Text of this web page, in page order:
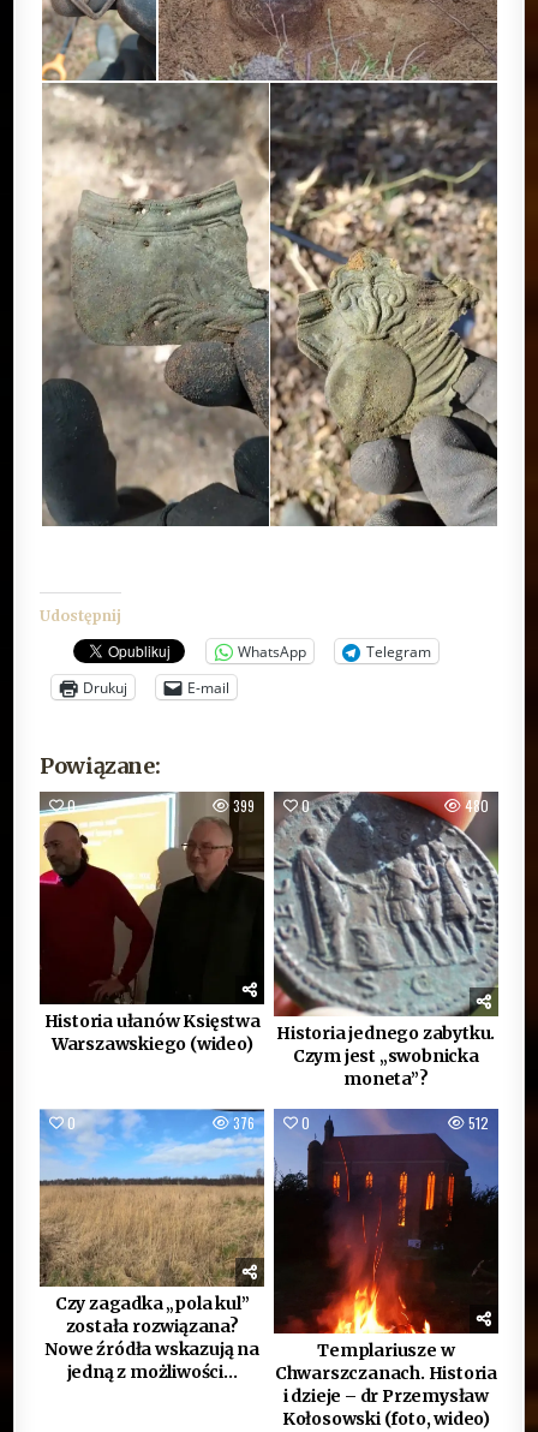
Udostępnij
WhatsApp
Telegram
Drukuj
E-mail
Powiązane:
0 399
Historia ułanów Księstwa
Warszawskiego (wideo)
0 480
Historia jednego zabytku.
Czym jest „swobnicka
moneta”?
0 376
Czy zagadka „pola kul”
została rozwiązana?
Nowe źródła wskazują na
jedną z możliwości…
0 512
Templariusze w
Chwarszczanach. Historia
i dzieje – dr Przemysław
Kołosowski (foto, wideo)